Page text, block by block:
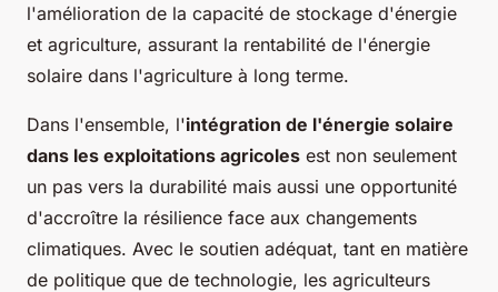
l'amélioration de la capacité de stockage d'énergie
et agriculture, assurant la rentabilité de l'énergie
solaire dans l'agriculture à long terme.
Dans l'ensemble, l'intégration de l'énergie solaire
dans les exploitations agricoles est non seulement
un pas vers la durabilité mais aussi une opportunité
d'accroître la résilience face aux changements
climatiques. Avec le soutien adéquat, tant en matière
de politique que de technologie, les agriculteurs